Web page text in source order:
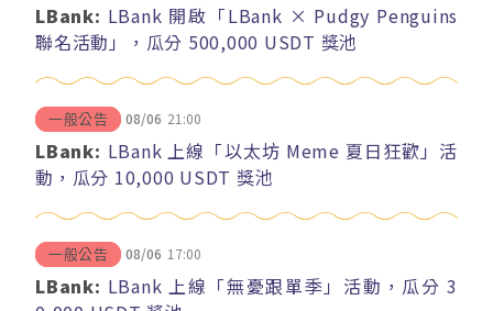
LBank: LBank 開啟「LBank × Pudgy Penguins
聯名活動」，瓜分 500,000 USDT 獎池
一般公告 08/06 21:00
LBank: LBank 上線「以太坊 Meme 夏日狂歡」活
動，瓜分 10,000 USDT 獎池
一般公告 08/06 17:00
LBank: LBank 上線「無憂跟單季」活動，瓜分 3